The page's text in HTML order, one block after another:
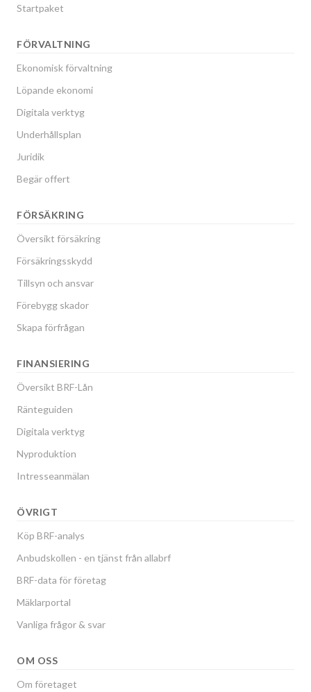
Startpaket
FÖRVALTNING
Ekonomisk förvaltning
Löpande ekonomi
Digitala verktyg
Underhållsplan
Juridik
Begär offert
FÖRSÄKRING
Översikt försäkring
Försäkringsskydd
Tillsyn och ansvar
Förebygg skador
Skapa förfrågan
FINANSIERING
Översikt BRF-Lån
Ränteguiden
Digitala verktyg
Nyproduktion
Intresseanmälan
ÖVRIGT
Köp BRF-analys
Anbudskollen - en tjänst från allabrf
BRF-data för företag
Mäklarportal
Vanliga frågor & svar
OM OSS
Om företaget